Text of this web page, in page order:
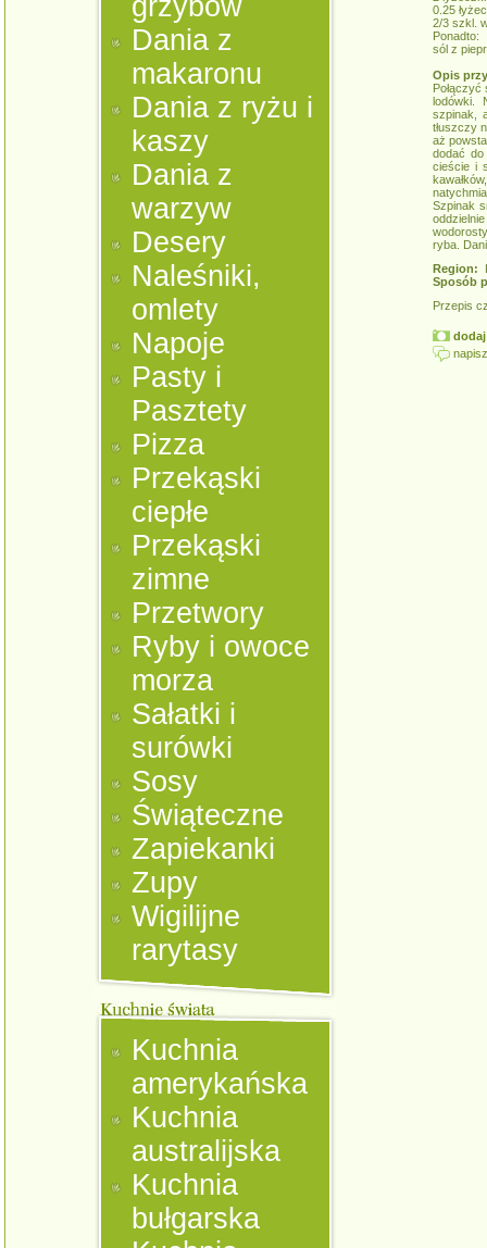
grzybów
Dania z
makaronu
Dania z ryżu i
kaszy
Dania z
warzyw
Desery
Naleśniki,
omlety
Napoje
Pasty i
Pasztety
Pizza
Przekąski
ciepłe
Przekąski
zimne
Przetwory
Ryby i owoce
morza
Sałatki i
surówki
Sosy
Świąteczne
Zapiekanki
Zupy
Wigilijne
rarytasy
Kuchnia
amerykańska
Kuchnia
australijska
Kuchnia
bułgarska
0.25
2/3 szkl.
Ponadto:
sól z
Opis
lodówki.
szpinak,
tłuszczy
aż
dodać
cieście i
Szpinak
ryba.
Region:
Sposób
Przepis